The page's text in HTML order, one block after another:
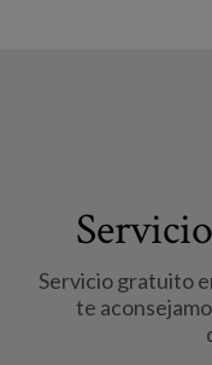
Servicio gratuito
te